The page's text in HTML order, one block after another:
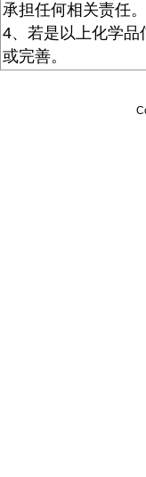
承担任何相关责任。
4、若是以上化学品
或完善。